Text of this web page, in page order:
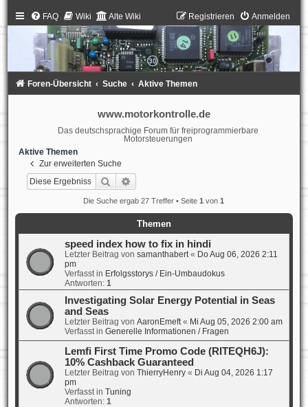
FAQ Wiki Alte Wiki Anmelden
Registrieren
Foren-Übersicht Suche Aktive Themen
www.motorkontrolle.de
Das deutschsprachige Forum für freiprogrammierbare
Motorsteuerungen
Aktive Themen
Zur erweiterten Suche
Suche
Die Suche ergab 27 Treffer • Seite1 von1
Themen
speed index how to fix in hindi
Letzter Beitrag von samanthabert« Do Aug 06, 2026 2:11
pm
Verfasst in Erfolgsstorys / Ein-Umbaudokus
Antworten: 1
Investigating Solar Energy Potential in Seas
and Seas
Letzter Beitrag von AaronEmeft« Mi Aug 05, 2026 2:00 am
Verfasst in Generelle Informationen / Fragen
Lemfi First Time Promo Code (RITEQH6J):
10% Cashback Guaranteed
Letzter Beitrag von ThierryHenry« Di Aug 04, 2026 1:17
pm
Verfasst in Tuning
Antworten: 1